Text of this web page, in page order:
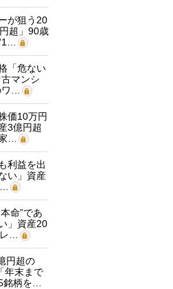
が狙う20
超」90歳
「危ない
マンシ
…
価10万円
3億円超
…
利益を出
い」資産
命”であ
」資産20
…
円超の
年末まで
銘柄を…